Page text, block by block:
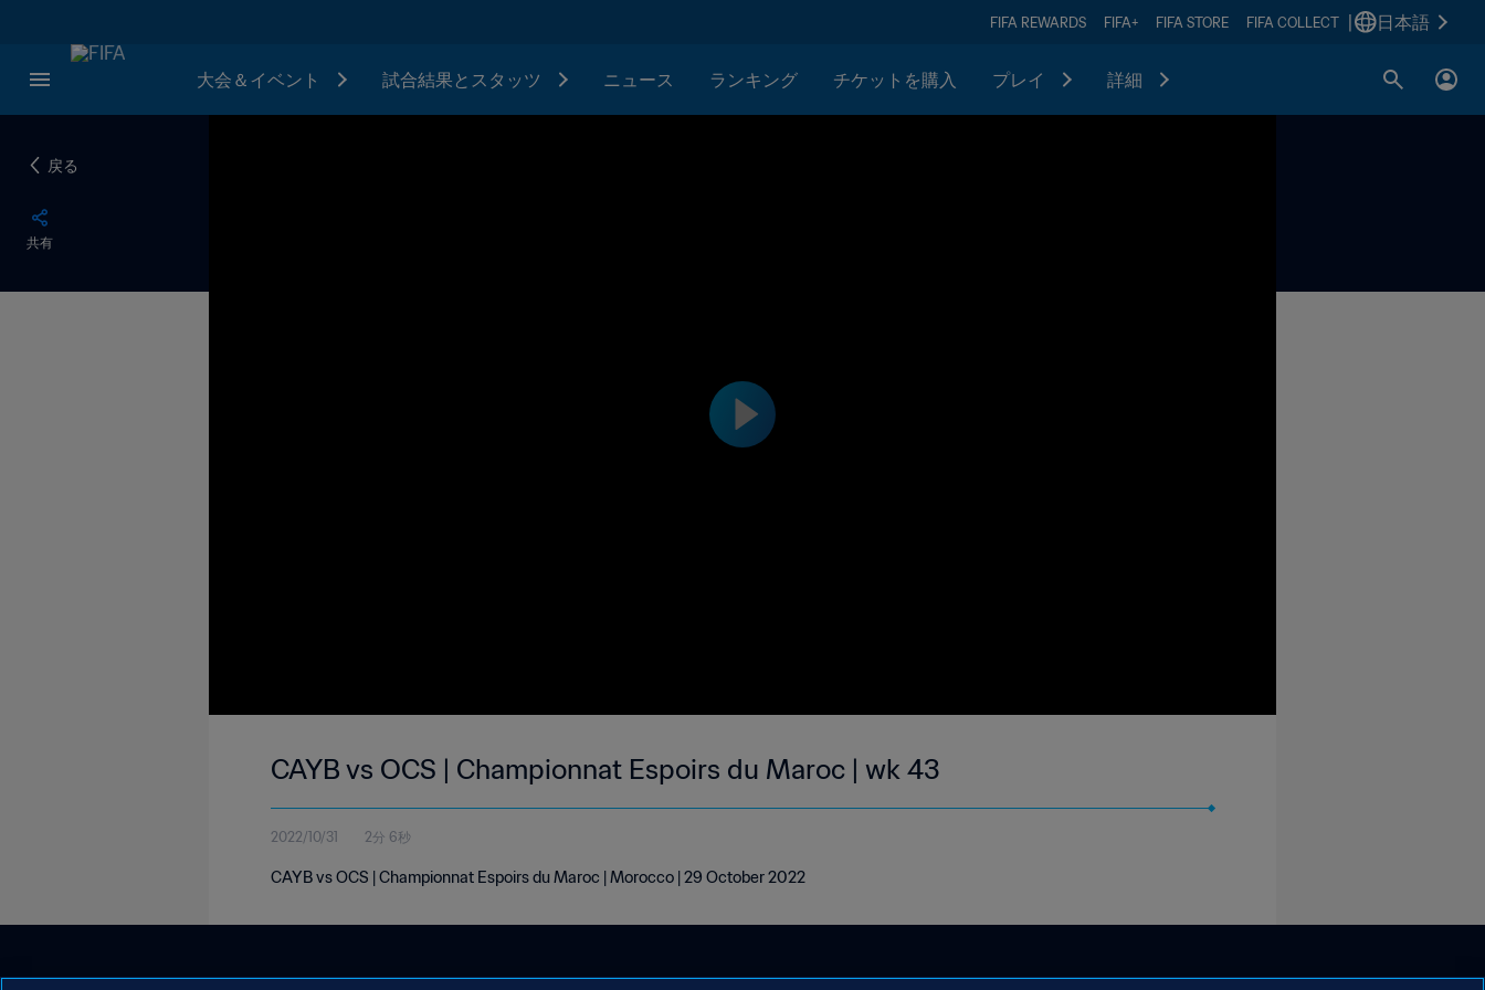
FIFA REWARDS FIFA+ FIFA STORE FIFA COLLECT 日本語
大会＆イベント 試合結果とスタッツ ニュース ランキング チケットを購入 プレイ 詳細
戻る
共有
CAYB vs OCS | Championnat Espoirs du Maroc | wk 43
2022/10/31 2分 6秒
CAYB vs OCS | Championnat Espoirs du Maroc | Morocco | 29 October 2022